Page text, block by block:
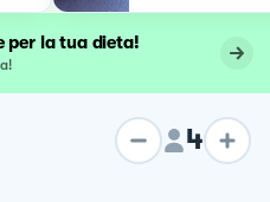
per la tua dieta!
4